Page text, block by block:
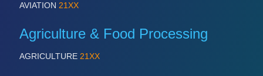
AVIATION 21XX
Agriculture & Food Processing
AGRICULTURE 21XX